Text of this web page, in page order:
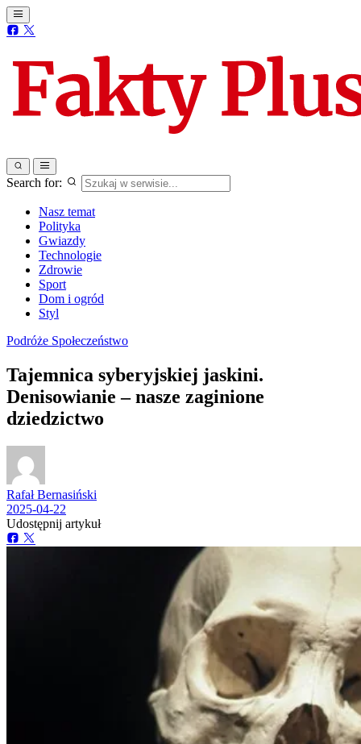
Search for:
Nasz temat
Polityka
Gwiazdy
Technologie
Zdrowie
Sport
Dom i ogród
Styl
Podróże Społeczeństwo
Tajemnica syberyjskiej jaskini.
Denisowianie – nasze zaginione
dziedzictwo
Rafał Bernasiński
2025-04-22
Udostępnij artykuł